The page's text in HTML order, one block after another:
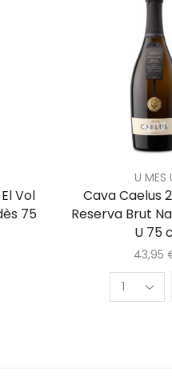
Vol
75
U MES
Cava Caelus
Reserva Brut
U 75
43,95